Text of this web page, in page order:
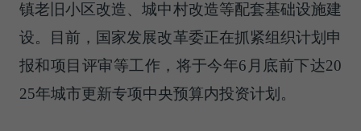
镇老旧小区改造、城中村改造等配套基础设施建
设。目前，国家发展改革委正在抓紧组织计划申
报和项目评审等工作，将于今年6月底前下达20
25年城市更新专项中央预算内投资计划。